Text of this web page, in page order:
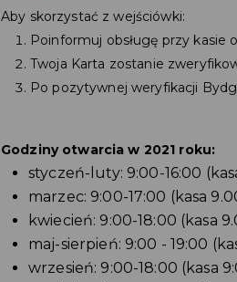
Aby skorzystać z wejściówki:
Poinformuj obsługę przy kasie
Twoja Karta zostanie
Po pozytywnej weryfikacji
Godziny otwarcia w 2021 roku:
styczeń-luty: 9:00-16:00
marzec: 9:00-17:00 (kasa
kwiecień: 9:00-18:00 (kasa
maj-sierpień: 9:00 - 19:00
wrzesień: 9:00-18:00 (kasa